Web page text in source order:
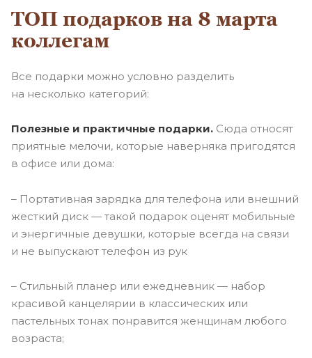
ТОП подарков на 8 марта
коллегам
Все подарки можно условно разделить
на несколько категорий:
Полезные и практичные подарки. Сюда относят
приятные мелочи, которые наверняка пригодятся
в офисе или дома:
– Портативная зарядка для телефона или внешний
жесткий диск — такой подарок оценят мобильные
и энергичные девушки, которые всегда на связи
и не выпускают телефон из рук
– Стильный планер или ежедневник — набор
красивой канцелярии в классических или
пастельных тонах понравится женщинам любого
возраста;